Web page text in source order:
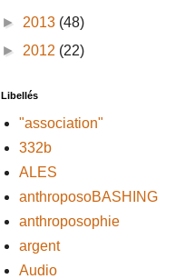
► 2013 (48)
► 2012 (22)
Libellés
"association"
332b
ALES
anthroposoBASHING
anthroposophie
argent
Audio